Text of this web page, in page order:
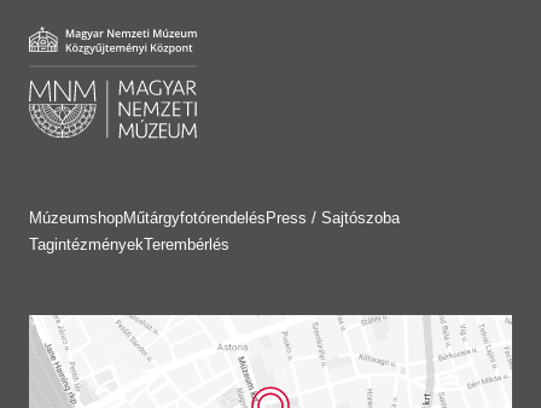
MúzeumshopMűtárgyfotórendelés Press / Sajtószoba
TagintézményekTerembérlés